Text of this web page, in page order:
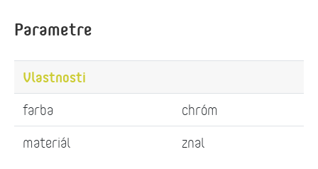
Parametre
Vlastnosti
farba
chróm
materiál
znal